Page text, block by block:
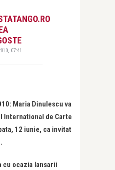
07:41
Maria Dinulescu va
International de Carte
12 iunie, ca invitat
ocazia lansarii